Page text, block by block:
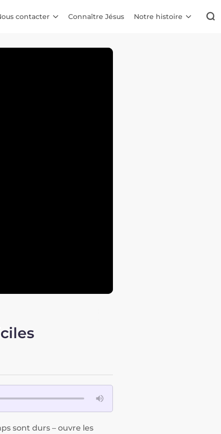
contacter Connaître Jésus Notre histoire
sont durs – ouvre les